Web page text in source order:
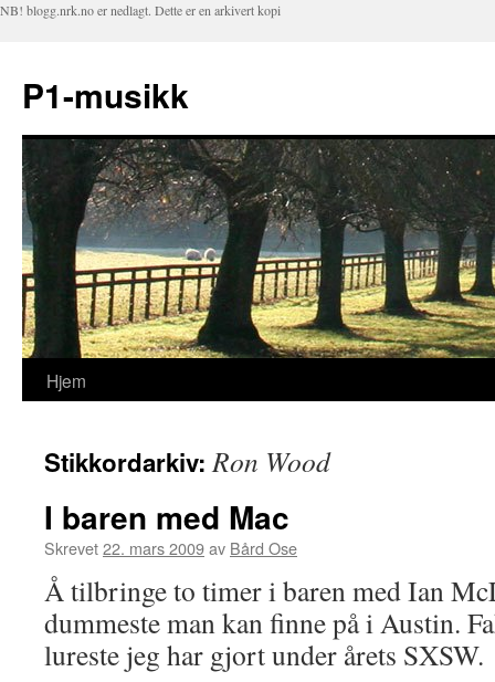
NB! blogg.nrk.no er nedlagt. Dette er en arkivert kopi
P1-musikk
Hopp
innhold
Hjem
Stikkordarkiv:Ron Wood
I baren med Mac
Skrevet22. mars 2009av Bård Ose
Å tilbringe to timer i baren med Ian
dummeste man kan finne på i Austin.
lureste jeg har gjort under årets SXSW.